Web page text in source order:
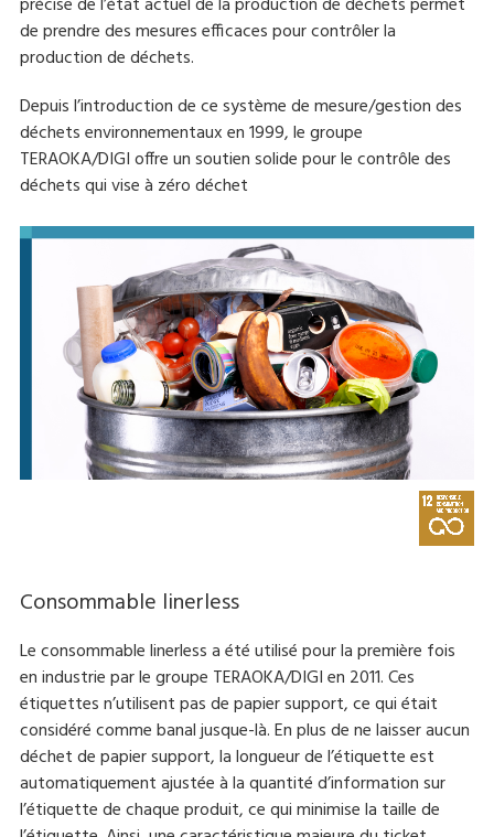
de prendre des mesures efficaces pour contrôler la
production de déchets.
Depuis l’introduction de ce système de mesure/gestion des
déchets environnementaux en 1999, le groupe
TERAOKA/DIGI offre un soutien solide pour le contrôle des
déchets qui vise à zéro déchet
Consommable linerless
Le consommable linerless a été utilisé pour la première fois
en industrie par le groupe TERAOKA/DIGI en 2011. Ces
étiquettes n’utilisent pas de papier support, ce qui était
considéré comme banal jusque-là. En plus de ne laisser aucun
déchet de papier support, la longueur de l’étiquette est
automatiquement ajustée à la quantité d’information sur
l’étiquette de chaque produit, ce qui minimise la taille de